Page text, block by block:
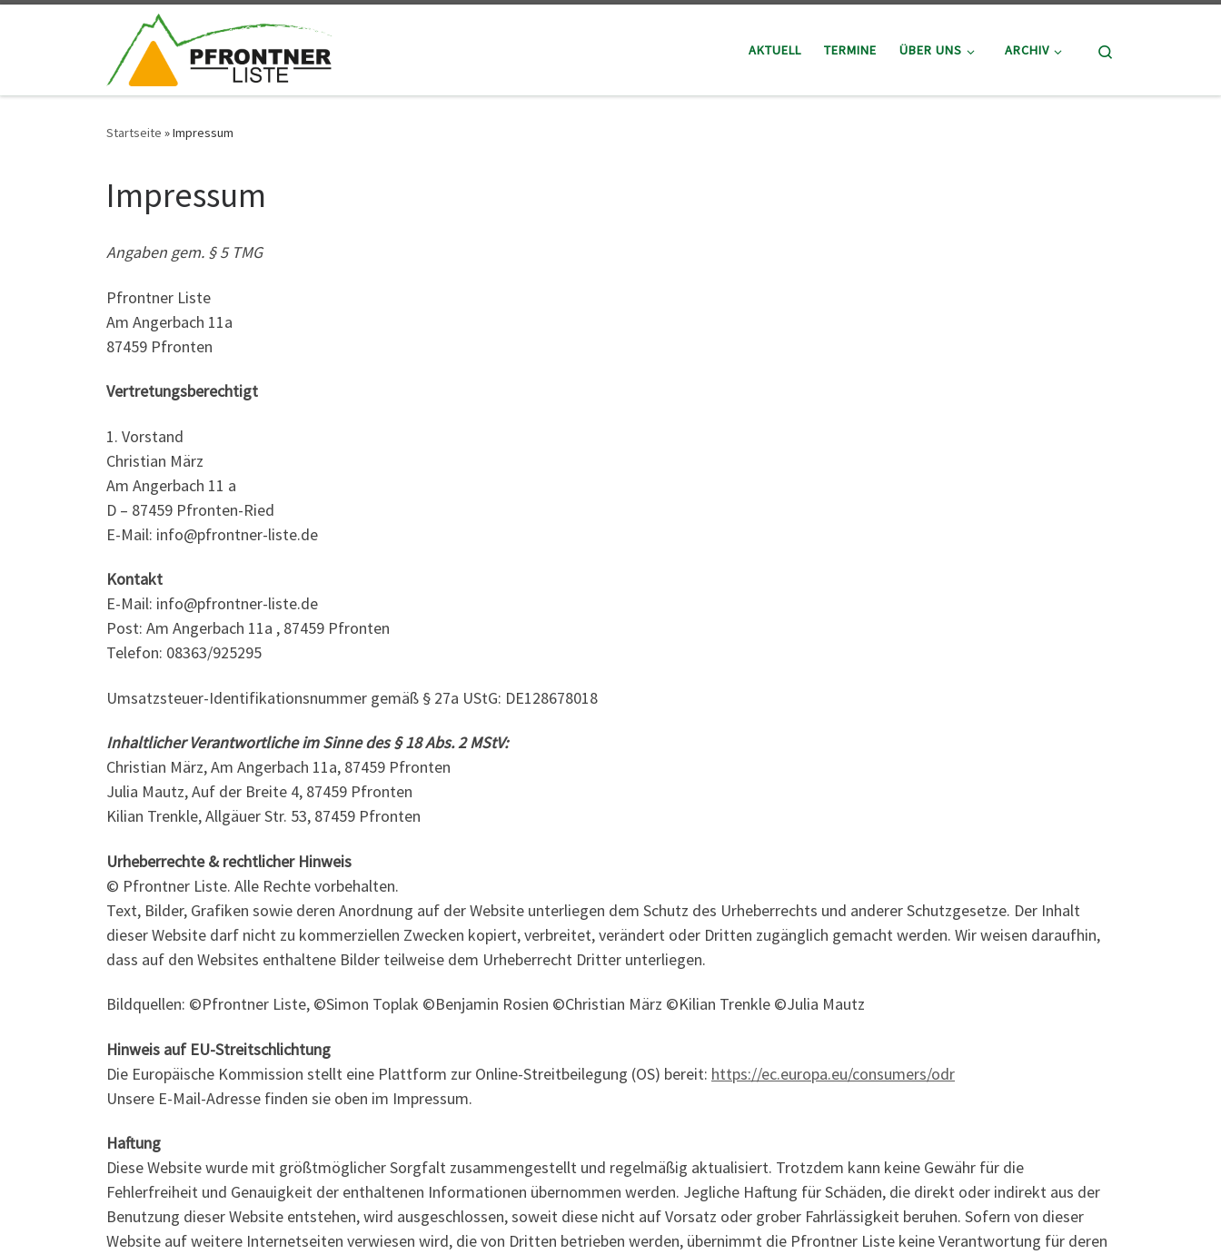
AKTUELL TERMINE ÜBER UNS ARCHIV
Startseite »Impressum
Impressum
Angaben gem. § 5 TMG
Pfrontner Liste
Am Angerbach 11a
87459 Pfronten
Vertretungsberechtigt
1. Vorstand
Christian März
Am Angerbach 11 a
D – 87459 Pfronten-Ried
E-Mail: info@pfrontner-liste.de
Kontakt
E-Mail: info@pfrontner-liste.de
Post: Am Angerbach 11a , 87459 Pfronten
Telefon: 08363/925295
Umsatzsteuer-Identifikationsnummer gemäß § 27a UStG: DE128678018
Inhaltlicher Verantwortliche im Sinne des § 18 Abs. 2 MStV:
Christian März, Am Angerbach 11a, 87459 Pfronten
Julia Mautz, Auf der Breite 4, 87459 Pfronten
Kilian Trenkle, Allgäuer Str. 53, 87459 Pfronten
Urheberrechte & rechtlicher Hinweis
© Pfrontner Liste. Alle Rechte vorbehalten.
Text, Bilder, Grafiken sowie deren Anordnung auf der Website unterliegen dem Schutz des Urheberrechts und anderer Schutzgesetze. Der Inhalt
dieser Website darf nicht zu kommerziellen Zwecken kopiert, verbreitet, verändert oder Dritten zugänglich gemacht werden. Wir weisen daraufhin,
dass auf den Websites enthaltene Bilder teilweise dem Urheberrecht Dritter unterliegen.
Bildquellen: ©Pfrontner Liste, ©Simon Toplak ©Benjamin Rosien ©Christian März ©Kilian Trenkle ©Julia Mautz
Hinweis auf EU-Streitschlichtung
Die Europäische Kommission stellt eine Plattform zur Online-Streitbeilegung (OS) bereit: https://ec.europa.eu/consumers/odr
Unsere E-Mail-Adresse finden sie oben im Impressum.
Haftung
Diese Website wurde mit größtmöglicher Sorgfalt zusammengestellt und regelmäßig aktualisiert. Trotzdem kann keine Gewähr für die
Fehlerfreiheit und Genauigkeit der enthaltenen Informationen übernommen werden. Jegliche Haftung für Schäden, die direkt oder indirekt aus der
Benutzung dieser Website entstehen, wird ausgeschlossen, soweit diese nicht auf Vorsatz oder grober Fahrlässigkeit beruhen. Sofern von dieser
Website auf weitere Internetseiten verwiesen wird, die von Dritten betrieben werden, übernimmt die Pfrontner Liste keine Verantwortung für deren